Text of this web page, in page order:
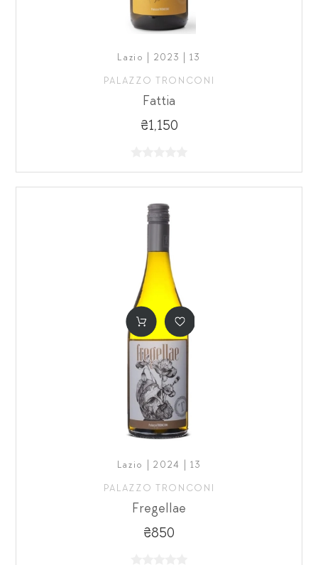
Lazio | 2023 | 13
PALAZZO TRONCONI
Fattia
₴1,150
Lazio | 2024 | 13
PALAZZO TRONCONI
Fregellae
₴850